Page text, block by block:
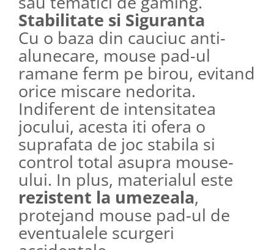
Stabilitate si Siguranta
Cu o baza din cauciuc anti-
alunecare, mouse pad-ul
ramane ferm pe birou, evitand
orice miscare nedorita.
Indiferent de intensitatea
jocului, acesta iti ofera o
suprafata de joc stabila si
control total asupra mouse-
ului. In plus, materialul este
rezistent la umezeala,
protejand mouse pad-ul de
eventualele scurgeri